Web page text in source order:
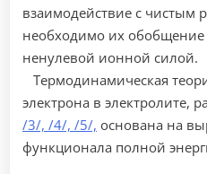
взаимодействие с чистым
необходимо их обобщение
ненулевой ионной силой.
Термодинамическая
электрона в электролите,
/3/, /4/, /5/, основана на
функционала полной